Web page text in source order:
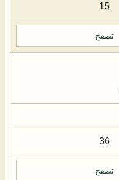
15
تصفح
36
تصفح